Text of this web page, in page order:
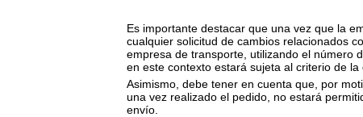
Es importante destacar que una vez que la
cualquier solicitud de cambios relacionados
empresa de transporte, utilizando el número
en este contexto estará sujeta al criterio de la
Asimismo, debe tener en cuenta que, por
una vez realizado el pedido, no estará
envío.